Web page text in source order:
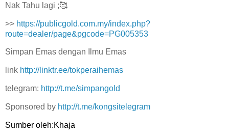
Nak Tahu lagi ;🥰
>> https://publicgold.com.my/index.php?
route=dealer/page&pgcode=PG005353
Simpan Emas dengan Ilmu Emas
link http://linktr.ee/tokperaihemas
telegram: http://t.me/simpangold
Sponsored by http://t.me/kongsitelegram
Sumber oleh:Khaja